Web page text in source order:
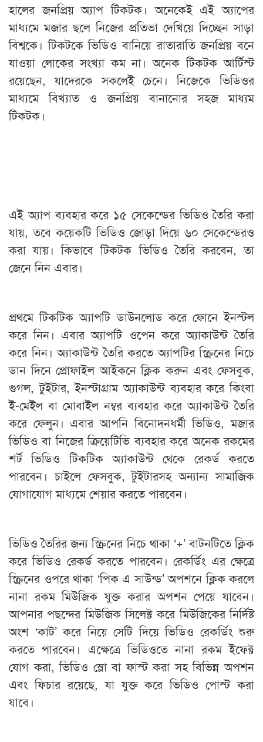
হালের জনপ্রিয় অ্যাপ টিকটক। অনেকেই এই অ্যাপের
মাধ্যমে মজার ছলে নিজের প্রতিভা দেখিয়ে দিচ্ছেন সাড়া
বিশ্বকে। টিকটকে ভিডিও বানিয়ে রাতারাতি জনপ্রিয় বনে
যাওয়া লোকের সংখ্যা কম না। অনেক টিকটক আর্টিস্ট
রয়েছেন, যাদেরকে সকলেই চেনে। নিজেকে ভিডিওর
মাধ্যমে বিখ্যাত ও জনপ্রিয় বানানোর সহজ মাধ্যম
টিকটক।
এই অ্যাপ ব্যবহার করে ১৫ সেকেন্ডের ভিডিও তৈরি করা
যায়, তবে কয়েকটি ভিডিও জোড়া দিয়ে ৬০ সেকেন্ডেরও
করা যায়। কিভাবে টিকটক ভিডিও তৈরি করবেন, তা
জেনে নিন এবার।
প্রথমে টিকটিক অ্যাপটি ডাউনলোড করে ফোনে ইনস্টল
করে নিন। এবার অ্যাপটি ওপেন করে অ্যাকাউন্ট তৈরি
করে নিন। অ্যাকাউন্ট তৈরি করতে অ্যাপটির স্ক্রিনের নিচে
ডান দিনে প্রোফাইল আইকনে ক্লিক করুন এবং ফেসবুক,
গুগল, টুইটার, ইনস্টাগ্রাম অ্যাকাউন্ট ব্যবহার করে কিংবা
ই-মেইল বা মোবাইল নম্বর ব্যবহার করে অ্যাকাউন্ট তৈরি
করে ফেলুন। এবার আপনি বিনোদনধর্মী ভিডিও, মজার
ভিডিও বা নিজের ক্রিয়েটিভি ব্যবহার করে অনেক রকমের
শর্ট ভিডিও টিকটিক অ্যাকাউন্ট থেকে রেকর্ড করতে
পারবেন। চাইলে ফেসবুক, টুইটারসহ অন্যান্য সামাজিক
যোগাযোগ মাধ্যমে শেয়ার করতে পারবেন।
ভিডিও তৈরির জন্য স্ক্রিনের নিচে থাকা ‘+’ বাটনটিতে ক্লিক
করে ভিডিও রেকর্ড করতে পারবেন। রেকর্ডিং এর ক্ষেত্রে
স্ক্রিনের ওপরে থাকা ‘পিক এ সাউন্ড’ অপশনে ক্লিক করলে
নানা রকম মিউজিক যুক্ত করার অপশন পেয়ে যাবেন।
আপনার পছন্দের মিউজিক সিলেক্ট করে মিউজিকের নির্দিষ্ট
অংশ ‘কাট’ করে নিয়ে সেটি দিয়ে ভিডিও রেকর্ডিং শুরু
করতে পারবেন। এক্ষেত্রে ভিডিওতে নানা রকম ইফেক্ট
যোগ করা, ভিডিও স্লো বা ফাস্ট করা সহ বিভিন্ন অপশন
এবং ফিচার রয়েছে, যা যুক্ত করে ভিডিও পোস্ট করা
যাবে।